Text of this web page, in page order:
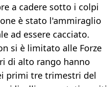
a cadere sotto i colpi
è stato l'ammiraglio
ad essere cacciato.
si è limitato alle Forze
di alto rango hanno
primi tre trimestri del